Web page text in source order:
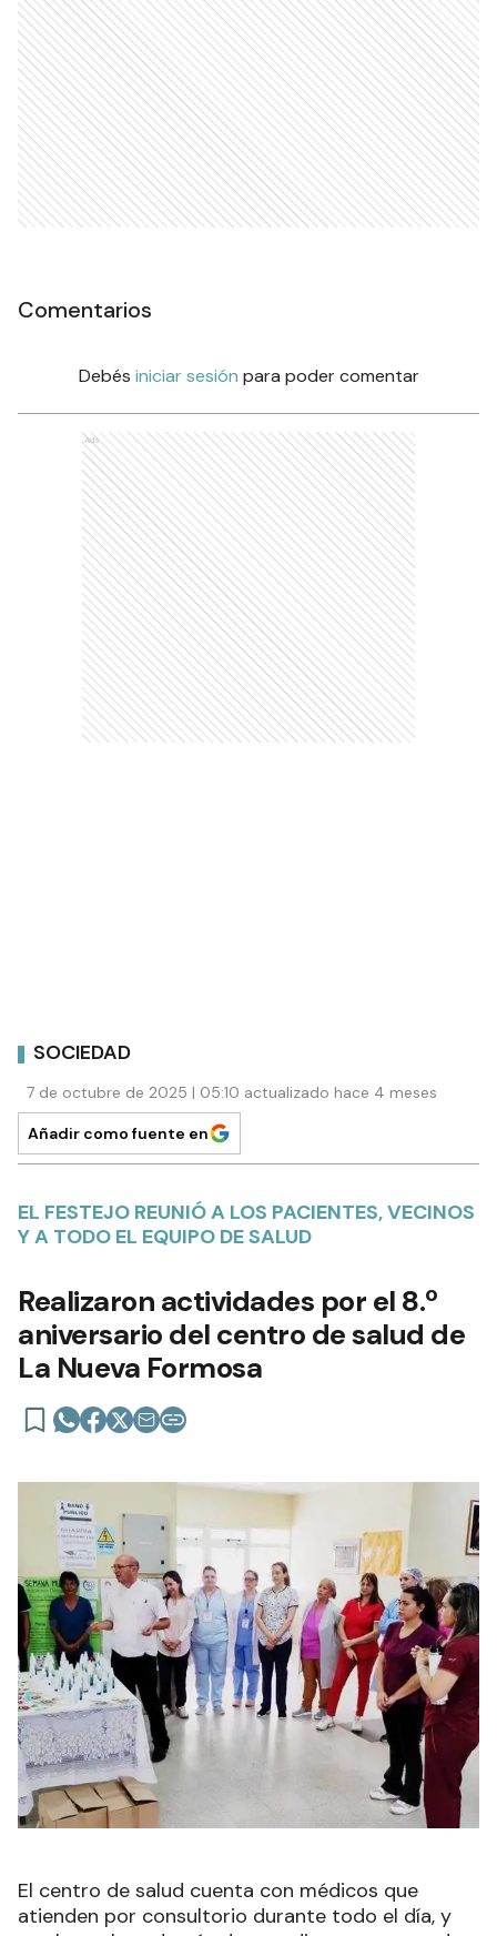
Comentarios
Debés iniciar sesión para poder comentar
Ads
SOCIEDAD
7 de octubre de 2025 | 05:10 actualizado hace 4 meses
Añadir como fuente en
EL FESTEJO REUNIÓ A LOS PACIENTES, VECINOS
Y A TODO EL EQUIPO DE SALUD
Realizaron actividades por el 8.º
aniversario del centro de salud de
La Nueva Formosa
El centro de salud cuenta con médicos que
atienden por consultorio durante todo el día, y